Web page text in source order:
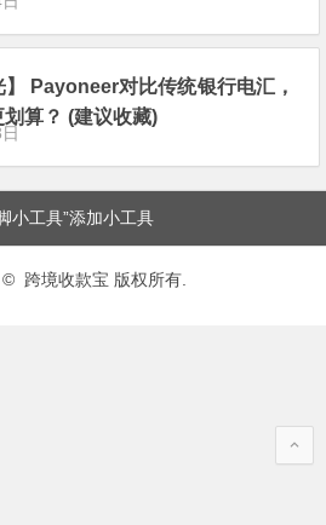
】 Payoneer对比传统银行电汇，
划算？ (建议收藏)
小工具”添加小工具
跨境收款宝 版权所有.